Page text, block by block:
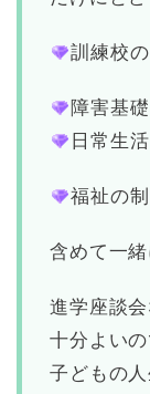
訓練校
障害基
日常生
福祉の
含めて一
進学座談
十分よい
子どもの